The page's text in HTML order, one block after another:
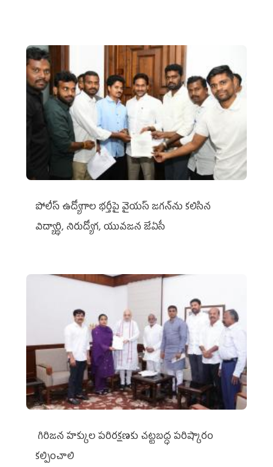
పోలీస్ ఉద్యోగాల భర్తీపై వైయస్ జగన్‌ను కలిసిన
విద్యార్థి, నిరుద్యోగ, యువజన జేఏసీ
గిరిజన హక్కుల పరిరక్షణకు చట్టబద్ధ పరిష్కారం
కల్పించాలి